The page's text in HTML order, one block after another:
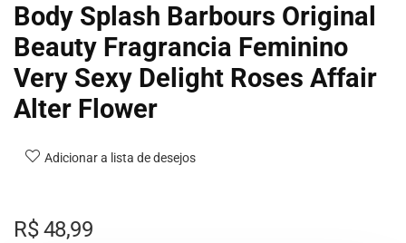
Body Splash Barbours Original
Beauty Fragrancia Feminino
Very Sexy Delight Roses Affair
Alter Flower
Adicionar a lista de desejos
R$48,99